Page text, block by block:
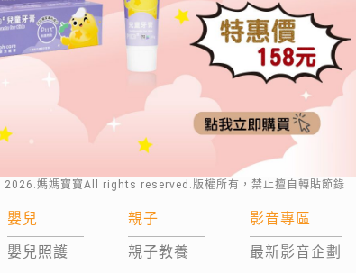
2026 .媽媽寶寶All rights reserved.版權所有，禁止擅自轉貼節錄
嬰兒
嬰兒照護
親子
親子教養
影音專區
最新影音企劃